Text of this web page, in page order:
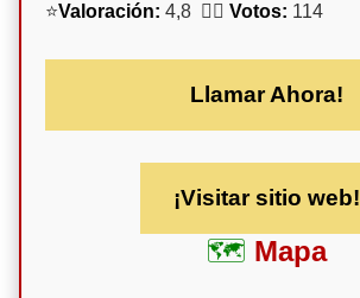
⭐Valoración: 4,8 🕵️‍♀️ Votos: 114
Llamar Ahora!
¡Visitar sitio web!
Mapa